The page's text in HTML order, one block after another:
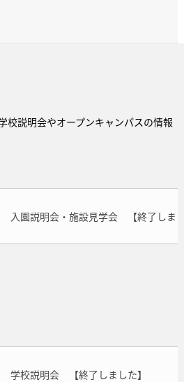
校説明会やオープンキャンパスの情報
入園説明会・施設見学会 【終了しま
学校説明会 【終了しました】